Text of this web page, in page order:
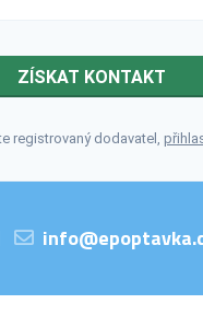
ZÍSKAT KONTAKT
registrovaný dodavatel,